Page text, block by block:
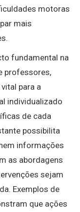
motoras
mais
fundamental na
professores,
para a
individualizado
de cada
possibilita
informações
as abordagens
sejam
Exemplos de
que ações